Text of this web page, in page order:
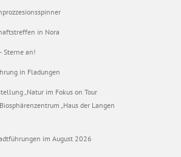
in Nora
Sterne an!
in Fladungen
„Natur im Fokus on Tour
„Haus der Langen
im August 2026